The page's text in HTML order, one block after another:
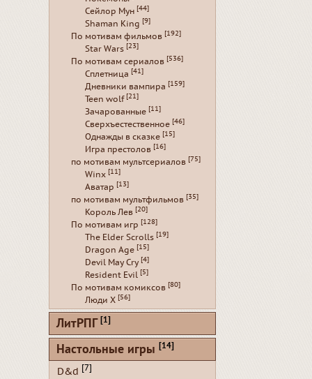
Сейлор Мун [44]
Shaman King [9]
По мотивам фильмов [192]
Star Wars [23]
По мотивам сериалов [536]
Сплетница [41]
Дневники вампира [159]
Teen wolf [21]
Зачарованные [11]
Сверхъестественное [46]
Однажды в сказке [15]
Игра престолов [16]
по мотивам мультсериалов [75]
Winx [11]
Аватар [13]
по мотивам мультфильмов [35]
Король Лев [20]
По мотивам игр [128]
The Elder Scrolls [19]
Dragon Age [15]
Devil May Cry [4]
Resident Evil [5]
По мотивам комиксов [80]
Люди Х [56]
ЛитРПГ [1]
Настольные игры [14]
D&d [7]